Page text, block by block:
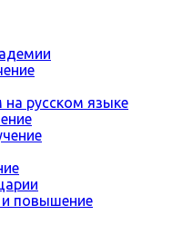
русском языке
повышение